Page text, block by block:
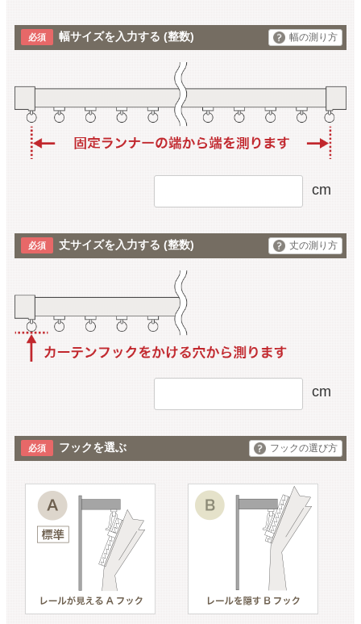
幅サイズを入力する (整数) 幅の測り方
cm
丈サイズを入力する (整数) 丈の測り方
cm
フックを選ぶ フックの選び方